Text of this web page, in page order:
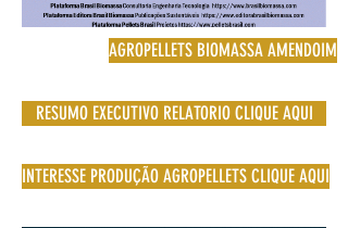
AGROPELLETS BIOMASSA AMENDOIM
RESUMO EXECUTIVO RELATORIO CLIQUE AQUI
INTERESSE PRODUÇÃO AGROPELLETS CLIQUE AQUI